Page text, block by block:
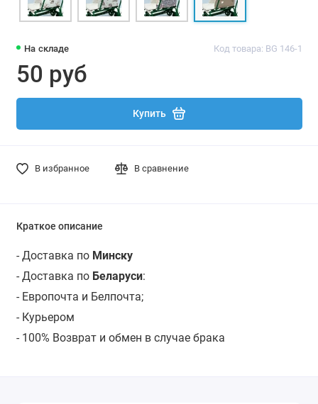
На складе Код товара: BG 146-1
50 руб
Купить
В избранное В сравнение
Краткое описание
- Доставка по Минску
- Доставка по Беларуси:
- Европочта и Белпочта;
- Курьером
- 100% Возврат и обмен в случае брака